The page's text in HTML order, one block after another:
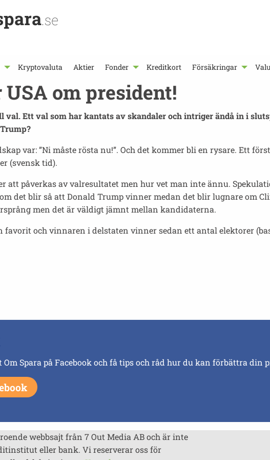
.se
Kryptovaluta Aktier Fonder Kreditkort Försäkringar
om president!
val. Ett val som har kantats av skandaler och intriger ändå in i
var: ”Ni måste rösta nu!”. Och det kommer bli en rysare. Ett
(svensk tid).
att påverkas av valresultatet men hur vet man inte ännu.
det blir så att Donald Trump vinner medan det blir lugnare om
men det är väldigt jämnt mellan kandidaterna.
favorit och vinnaren i delstaten vinner sedan ett antal elektorer
Spara på Facebook och få tips och råd hur du kan förbättra din
webbsajt från 7 Out Media AB och är inte
eller bank. Vi reserverar oss för